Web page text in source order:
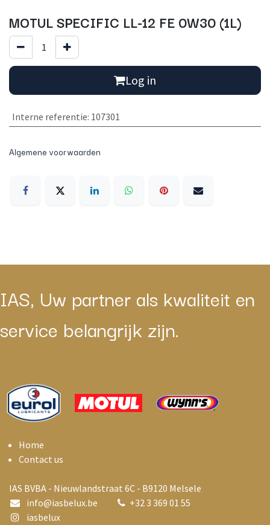
MOTUL SPECIFIC LL-12 FE 0W30 (1L)
Log in
Interne referentie: 107301
Algemene voorwaarden
IAS, Uw partner als kwaliteit en
service belangrijk zijn.
Home
Contact us
IAS BVBA - Nieuwlandstraat 6C - B9120 Melsele
info@iasbelux.be +32 3 369 01 55
iasbelux